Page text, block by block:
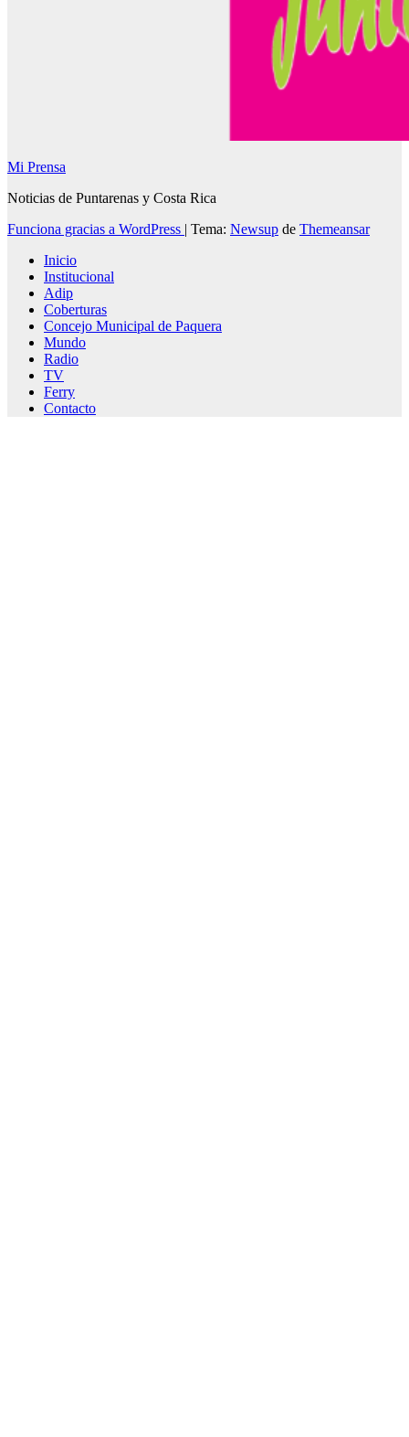
Mi Prensa
Noticias de Puntarenas y Costa Rica
Funciona gracias a WordPress | Tema: Newsup de Themeansar
Inicio
Institucional
Adip
Coberturas
Concejo Municipal de Paquera
Mundo
Radio
TV
Ferry
Contacto